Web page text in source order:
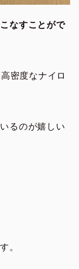
なすことがで
密度なナイロ
るのが嬉しい
。